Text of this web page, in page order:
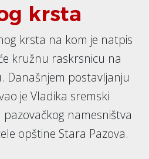
krsta
krsta na kom je natpis
kružnu raskrsnicu na
Današnjem postavljanju
je Vladika sremski
pazovačkog namesništva
opštine Stara Pazova.